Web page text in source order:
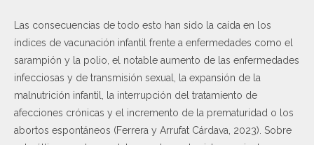
Las consecuencias de todo esto han sido la caída en los
índices de vacunación infantil frente a enfermedades como el
sarampión y la polio, el notable aumento de las enfermedades
infecciosas y de transmisión sexual, la expansión de la
malnutrición infantil, la interrupción del tratamiento de
afecciones crónicas y el incremento de la prematuridad o los
abortos espontáneos (Ferrera y Arrufat Cárdava, 2023). Sobre